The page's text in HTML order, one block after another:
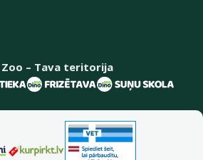
Zoo – Tava teritorija